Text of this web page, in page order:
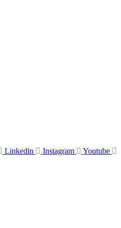
Linkedin Instagram Youtube